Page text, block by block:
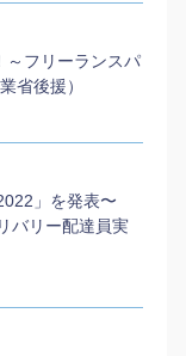
～フリーランスパ
省後援）
」を発表〜
バリー配達員実